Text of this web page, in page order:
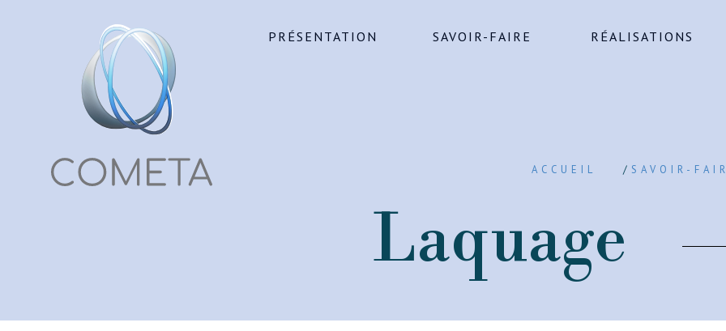
PRÉSENTATION SAVOIR-FAIRE RÉALISATIONS
ACCUEIL / SAVOIR-
Laquage